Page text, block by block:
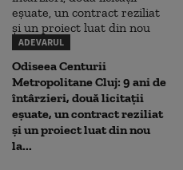
ADEVARUL
Odiseea Centurii
Metropolitane Cluj: 9 ani de
întârzieri, două licitații
eșuate, un contract reziliat
și un proiect luat din nou
la...